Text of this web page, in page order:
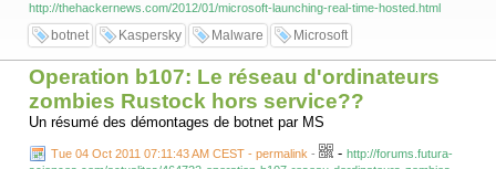
http://thehackernews.com/2012/01/microsoft-launching-real-time-hosted.html
botnet Kaspersky Malware Microsoft
Operation b107: Le réseau d'ordinateurs
zombies Rustock hors service??
Un résumé des démontages de botnet par MS
Tue 04 Oct 2011 07:11:43 AM CEST - permalink - - http://forums.futura-